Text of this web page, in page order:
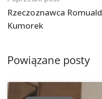
po
postach
Rzeczoznawca Romuald
Kumorek
Powiązane posty